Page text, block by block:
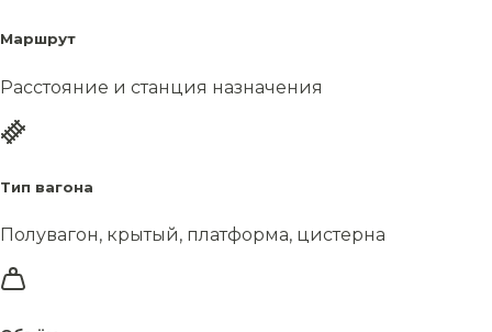
Маршрут
Расстояние и станция назначения
Тип вагона
Полувагон, крытый, платформа, цистерна